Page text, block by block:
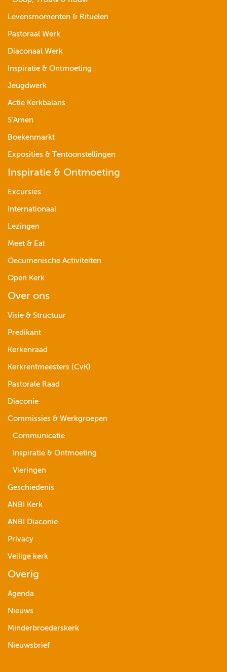
Levensmomenten & Rituelen
Pastoraal Werk
Diaconaal Werk
Inspiratie & Ontmoeting
Jeugdwerk
Actie Kerkbalans
S’Amen
Boekenmarkt
Exposities & Tentoonstellingen
Inspiratie & Ontmoeting
Excursies
Internationaal
Lezingen
Meet & Eat
Oecumenische Activiteiten
Open Kerk
Over ons
Visie & Structuur
Predikant
Kerkenraad
Kerkrentmeesters (CvK)
Pastorale Raad
Diaconie
Commissies & Werkgroepen
Communicatie
Inspiratie & Ontmoeting
Vieringen
Geschiedenis
ANBI Kerk
ANBI Diaconie
Privacy
Veilige kerk
Overig
Agenda
Nieuws
Minderbroederskerk
Nieuwsbrief